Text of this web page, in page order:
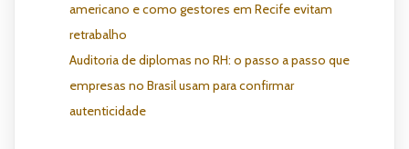
americano e como gestores em Recife evitam
retrabalho
Auditoria de diplomas no RH: o passo a passo que
empresas no Brasil usam para confirmar
autenticidade